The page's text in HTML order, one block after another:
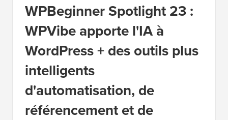
WPBeginner Spotlight 23 :
WPVibe apporte l'IA à
WordPress + des outils plus
intelligents
d'automatisation, de
référencement et de